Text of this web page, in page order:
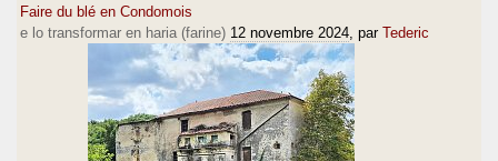
Faire du blé en Condomois
e lo transformar en haria (farine) 12 novembre 2024 , par Tederic